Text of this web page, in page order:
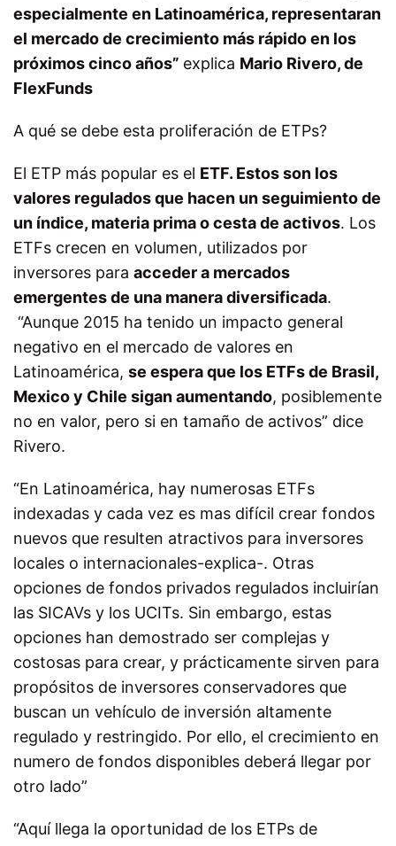
especialmente en Latinoamérica, representaran
el mercado de crecimiento más rápido en los
próximos cinco años” explica Mario Rivero, de
FlexFunds
A qué se debe esta proliferación de ETPs?
El ETP más popular es el ETF. Estos son los
valores regulados que hacen un seguimiento de
un índice, materia prima o cesta de activos. Los
ETFs crecen en volumen, utilizados por
inversores para acceder a mercados
emergentes de una manera diversificada.
“Aunque 2015 ha tenido un impacto general
negativo en el mercado de valores en
Latinoamérica, se espera que los ETFs de Brasil,
Mexico y Chile sigan aumentando, posiblemente
no en valor, pero si en tamaño de activos” dice
Rivero.
“En Latinoamérica, hay numerosas ETFs
indexadas y cada vez es mas difícil crear fondos
nuevos que resulten atractivos para inversores
locales o internacionales-explica-. Otras
opciones de fondos privados regulados incluirían
las SICAVs y los UCITs. Sin embargo, estas
opciones han demostrado ser complejas y
costosas para crear, y prácticamente sirven para
propósitos de inversores conservadores que
buscan un vehículo de inversión altamente
regulado y restringido. Por ello, el crecimiento en
numero de fondos disponibles deberá llegar por
otro lado”
“Aquí llega la oportunidad de los ETPs de